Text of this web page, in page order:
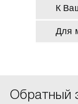
К
Для
Обратный